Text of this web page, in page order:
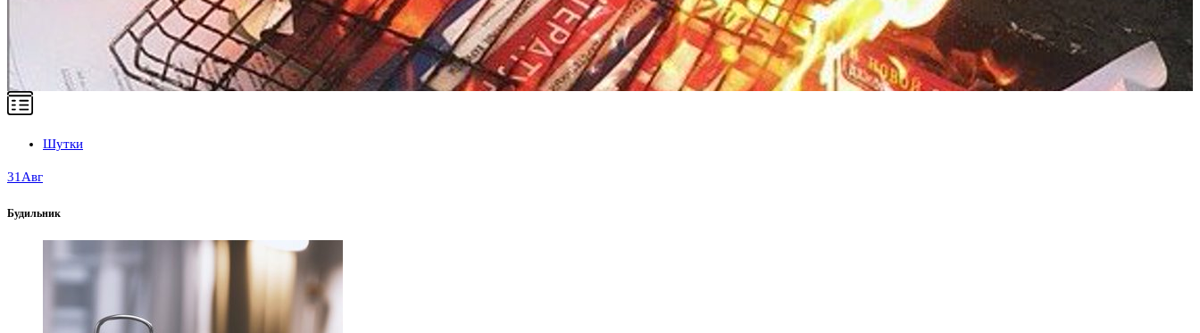
Шутки
31 Авг
Будильник